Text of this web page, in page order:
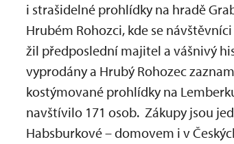
i strašidelné prohlídky na hradě
Hrubém Rohozci, kde se
žil předposlední majitel a vášnivý
vyprodány a Hrubý Rohozec
kostýmované prohlídky na
navštívilo 171 osob. Zákupy jsou
Habsburkové – domovem i v